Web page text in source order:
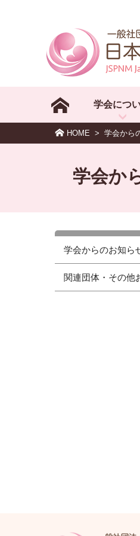
学会につ
HOME > 学会から
学会か
学会からのお知ら
関連団体・その他